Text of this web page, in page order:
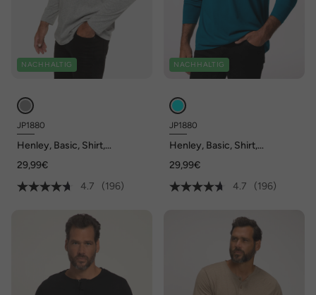
NACHHALTIG
JP1880
Henley, Basic, Shirt,
29,99€
4.7
(196)
NACHHALTIG
JP1880
Henley, Basic, Shirt,
29,99€
4.7
(196)